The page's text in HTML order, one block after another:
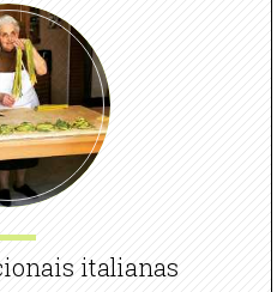
italianas